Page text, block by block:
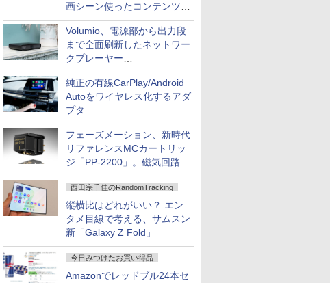
画シーン使ったコンテンツ制
作、Disney+にも配信
Volumio、電源部から出力段
まで全面刷新したネットワー
クプレーヤー
「Primo（2026）」
純正の有線CarPlay/Android
Autoをワイヤレス化するアダ
プタ
フェーズメーション、新時代
リファレンスMCカートリッ
ジ「PP-2200」。磁気回路や
ハウジングを根本から見直し
西田宗千佳のRandomTracking
縦横比はどれがいい？ エン
タメ目線で考える、サムスン
新「Galaxy Z Fold」
今日みつけたお買い得品
Amazonでレッドブル24本セ